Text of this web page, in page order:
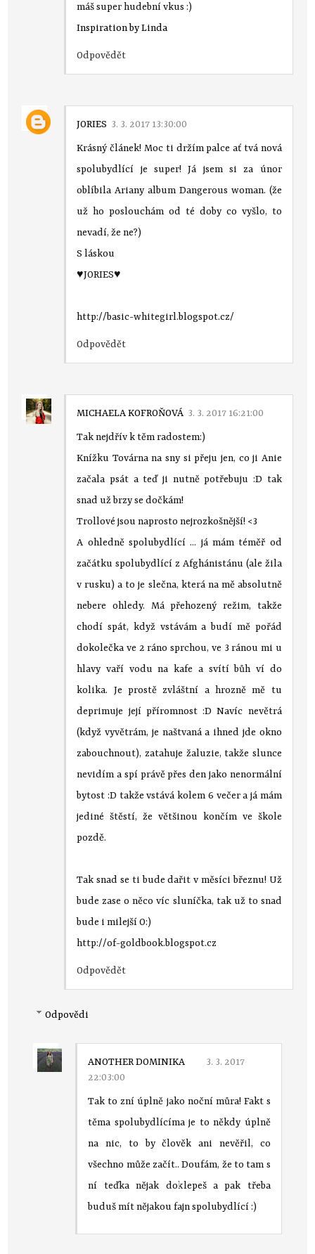
máš super hudební vkus :)
Inspiration by Linda
Odpovědět
JORIES 3. 3. 2017 13:30:00
Krásný článek! Moc ti držím palce ať tvá nová
spolubydlící je super! Já jsem si za únor
oblíbila Ariany album Dangerous woman. (že
už ho poslouchám od té doby co vyšlo, to
nevadí, že ne?)
S láskou
♥JORIES♥
http://basic-whitegirl.blogspot.cz/
Odpovědět
MICHAELA KOFROŇOVÁ 3. 3. 2017 16:21:00
Tak nejdřív k těm radostem:)
Knížku Továrna na sny si přeju jen, co ji Anie
začala psát a teď ji nutně potřebuju :D tak
snad už brzy se dočkám!
Trollové jsou naprosto nejrozkošnější! <3
A ohledně spolubydlící ... já mám téměř od
začátku spolubydlící z Afghánistánu (ale žila
v rusku) a to je slečna, která na mě absolutně
nebere ohledy. Má přehozený režim, takže
chodí spát, když vstávám a budí mě pořád
dokolečka ve 2 ráno sprchou, ve 3 ránou mi u
hlavy vaří vodu na kafe a svítí bůh ví do
kolika. Je prostě zvláštní a hrozně mě tu
deprimuje její příromnost :D Navíc nevětrá
(když vyvětrám, je naštvaná a ihned jde okno
zabouchnout), zatahuje žaluzie, takže slunce
nevidím a spí právě přes den jako nenormální
bytost :D takže vstává kolem 6 večer a já mám
jediné štěstí, že většinou končím ve škole
pozdě.
Tak snad se ti bude dařit v měsíci březnu! Už
bude zase o něco víc sluníčka, tak už to snad
bude i milejší O:)
http://of-goldbook.blogspot.cz
Odpovědět
Odpovědi
ANOTHER DOMINIKA
3. 3. 2017
22:03:00
Tak to zní úplně jako noční můra! Fakt s
těma spolubydlícíma je to někdy úplně
na nic, to by člověk ani nevěřil, co
všechno může začít.. Doufám, že to tam s
ní teďka nějak doklepeš a pak třeba
buduš mít nějakou fajn spolubydlící :)